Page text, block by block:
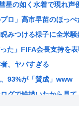
い？収入や資金、集客
93%が「賛成」www
した高市首相熊本訪
男に抱かれまくった結
追い出された左翼さん
）「新作ラブコメ書い
星の如く水着で現れ声
プロ」高市早苗のほっ
みつける様子に全米
た」FIFA会長支持を
、ヤバすぎる
93%が「賛成」www
グで絵描いたから見て